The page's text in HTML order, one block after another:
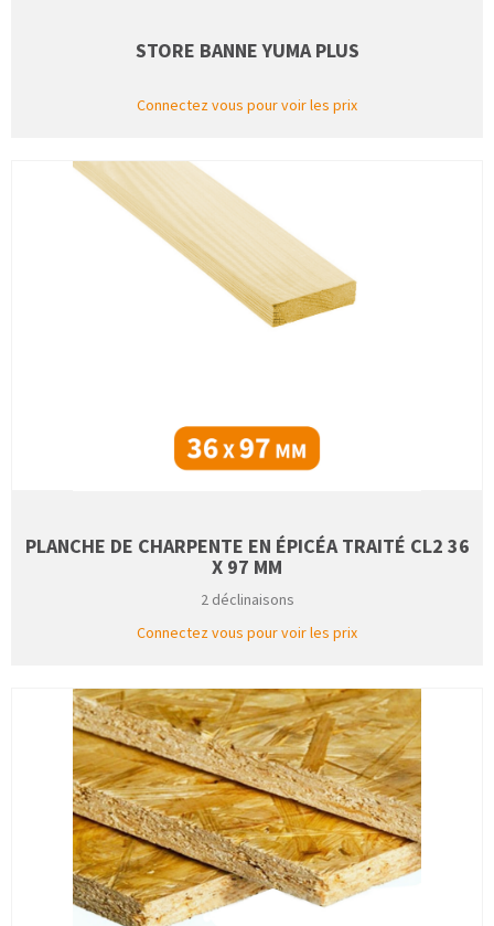
STORE BANNE YUMA PLUS
Connectez vous pour voir les prix
PLANCHE DE CHARPENTE EN ÉPICÉA TRAITÉ CL2 36
X 97 MM
2 déclinaisons
Connectez vous pour voir les prix